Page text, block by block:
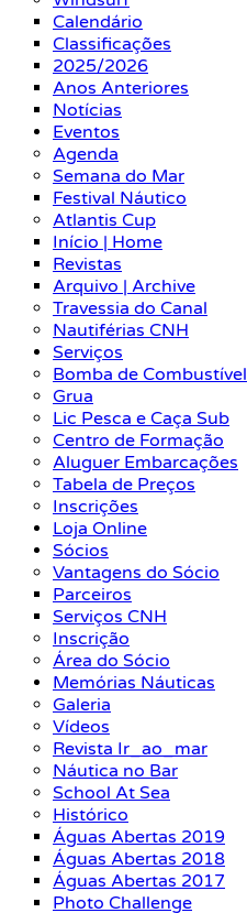
Calendário
Classificações
2025/2026
Anos Anteriores
Notícias
Eventos
Agenda
Semana do Mar
Festival Náutico
Atlantis Cup
Início | Home
Revistas
Arquivo | Archive
Travessia do Canal
Nautiférias CNH
Serviços
Bomba de Combustível
Grua
Lic Pesca e Caça Sub
Centro de Formação
Aluguer Embarcações
Tabela de Preços
Inscrições
Loja Online
Sócios
Vantagens do Sócio
Parceiros
Serviços CNH
Inscrição
Área do Sócio
Memórias Náuticas
Galeria
Vídeos
Revista Ir_ao_mar
Náutica no Bar
School At Sea
Histórico
Águas Abertas 2019
Águas Abertas 2018
Águas Abertas 2017
Photo Challenge